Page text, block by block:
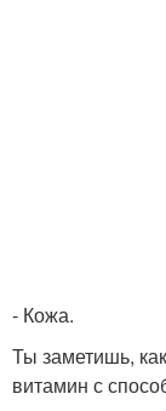
- Кожа.
Ты заметишь,
витамин с